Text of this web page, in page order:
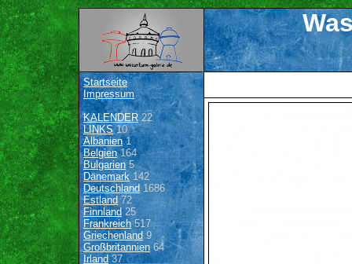
Startseite
Impressum
KALENDER22
LINKS10
Albanien1
Belgien164
Bulgarien 5
Dänemark142
Deutschland 1686
Estland 72
Finnland 25
Frankreich517
Griechenland9
Großbritannien64
Irland 37